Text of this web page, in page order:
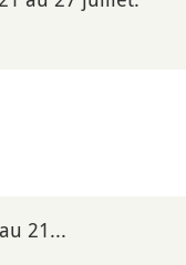
21...